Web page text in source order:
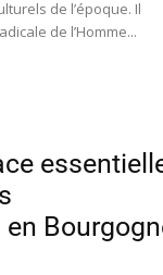
de l’époque. Il
de l’Homme...